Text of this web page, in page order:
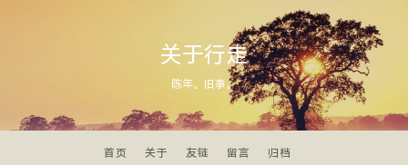
关于行走
陈年。旧事。
首页 关于 友链 留言 归档